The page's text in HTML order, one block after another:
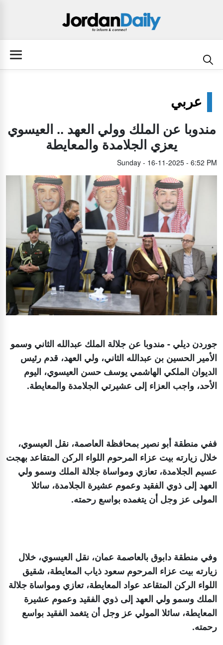
عربي
مندوبا عن الملك وولي العهد .. العيسوي
يعزي الجلامدة والمعايطة
Sunday - 16-11-2025 - 6:52 PM
جوردن ديلي - مندوبا عن جلالة الملك عبدالله الثاني وسمو
الأمير الحسين بن عبدالله الثاني، ولي العهد، قدم رئيس
الديوان الملكي الهاشمي يوسف حسن العيسوي، اليوم
الأحد، واجب العزاء إلى عشيرتي الجلامدة والمعايطة.
ففي منطقة أبو نصير بمحافظة العاصمة، نقل العيسوي،
خلال زيارته بيت عزاء المرحوم اللواء الركن المتقاعد بهجت
عسيم الجلامدة، تعازي ومواساة جلالة الملك وسمو ولي
العهد إلى ذوي الفقيد وعموم عشيرة الجلامدة، سائلا
المولى عز وجل أن يتغمده بواسع رحمته.
وفي منطقة دابوق بالعاصمة عمان، نقل العيسوي، خلال
زيارته بيت عزاء المرحوم سعود ذياب المعايطة، شقيق
اللواء الركن المتقاعد عواد المعايطة، تعازي ومواساة جلالة
الملك وسمو ولي العهد إلى ذوي الفقيد وعموم عشيرة
المعايطة، سائلا المولي عز وجل أن يتغمد الفقيد بواسع
رحمته.